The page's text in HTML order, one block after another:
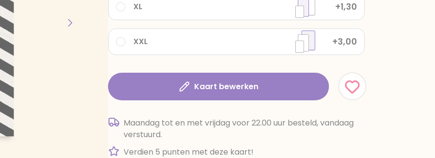
XXL +3,00
XL +1,30
Kaart bewerken
Maandag tot en met vrijdag voor 22.00 uur besteld, vandaag
verstuurd.
Verdien 5 punten met deze kaart!